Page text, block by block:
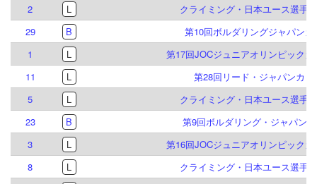
2
L
クライミング・日本ユース選手
29
B
第10回ボルダリングジャパンカ
1
L
第17回JOCジュニアオリンピックカ
11
L
第28回リード・ジャパンカッ
5
L
クライミング・日本ユース選手
23
B
第9回ボルダリング・ジャパン
3
L
第16回JOCジュニアオリンピックカ
8
L
クライミング・日本ユース選手